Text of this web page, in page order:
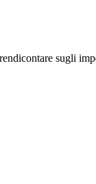
sugli